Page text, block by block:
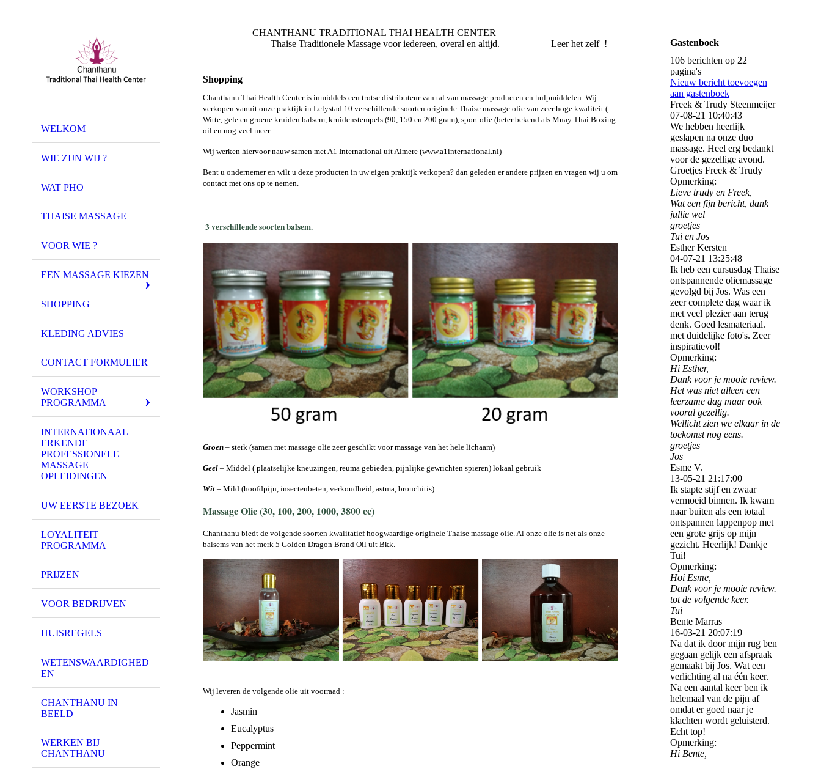
WELKOM
WIE ZIJN WIJ ?
WAT PHO
THAISE MASSAGE
VOOR WIE ?
EEN MASSAGE KIEZEN
SHOPPING
KLEDING ADVIES
CONTACT FORMULIER
WORKSHOP
PROGRAMMA
INTERNATIONAAL
ERKENDE
PROFESSIONELE
MASSAGE
OPLEIDINGEN
UW EERSTE BEZOEK
LOYALITEIT
PROGRAMMA
PRIJZEN
VOOR BEDRIJVEN
HUISREGELS
WETENSWAARDIGHED
EN
CHANTHANU IN
BEELD
WERKEN BIJ
CHANTHANU
CHANTHANU TRADITIONAL THAI HEALTH CENTER
Thaise Traditionele Massage voor iedereen, overal en altijd. Leer het zelf !
Shopping
Chanthanu Thai Health Center is inmiddels een trotse distributeur van tal van massage producten en hulpmiddelen. Wij
verkopen vanuit onze praktijk in Lelystad 10 verschillende soorten originele Thaise massage olie van zeer hoge kwaliteit (
Witte, gele en groene kruiden balsem, kruidenstempels (90, 150 en 200 gram), sport olie (beter bekend als Muay Thai Boxing
oil en nog veel meer.
Wij werken hiervoor nauw samen met A1 International uit Almere (www.a1international.nl)
Bent u ondernemer en wilt u deze producten in uw eigen praktijk verkopen? dan geleden er andere prijzen en vragen wij u om
contact met ons op te nemen.
3 verschillende soorten balsem.
Groen – sterk (samen met massage olie zeer geschikt voor massage van het hele lichaam)
Geel – Middel ( plaatselijke kneuzingen, reuma gebieden, pijnlijke gewrichten spieren) lokaal gebruik
Wit – Mild (hoofdpijn, insectenbeten, verkoudheid, astma, bronchitis)
Massage Olie (30, 100, 200, 1000, 3800 cc)
Chanthanu biedt de volgende soorten kwalitatief hoogwaardige originele Thaise massage olie. Al onze olie is net als onze
balsems van het merk 5 Golden Dragon Brand Oil uit Bkk.
Wij leveren de volgende olie uit voorraad :
Jasmin
Eucalyptus
Peppermint
Orange
Gastenboek
106 berichten op 22
pagina's
Nieuw bericht toevoegen
aan gastenboek
Freek & Trudy Steenmeijer
07-08-21 10:40:43
We hebben heerlijk
geslapen na onze duo
massage. Heel erg bedankt
voor de gezellige avond.
Groetjes Freek & Trudy
Opmerking:
Lieve trudy en Freek,
Wat een fijn bericht, dank
jullie wel
groetjes
Tui en Jos
Esther Kersten
04-07-21 13:25:48
Ik heb een cursusdag Thaise
ontspannende oliemassage
gevolgd bij Jos. Was een
zeer complete dag waar ik
met veel plezier aan terug
denk. Goed lesmateriaal.
met duidelijke foto's. Zeer
inspiratievol!
Opmerking:
Hi Esther,
Dank voor je mooie review.
Het was niet alleen een
leerzame dag maar ook
vooral gezellig.
Wellicht zien we elkaar in de
toekomst nog eens.
groetjes
Jos
Esme V.
13-05-21 21:17:00
Ik stapte stijf en zwaar
vermoeid binnen. Ik kwam
naar buiten als een totaal
ontspannen lappenpop met
een grote grijs op mijn
gezicht. Heerlijk! Dankje
Tui!
Opmerking:
Hoi Esme,
Dank voor je mooie review.
tot de volgende keer.
Tui
Bente Marras
16-03-21 20:07:19
Na dat ik door mijn rug ben
gegaan gelijk een afspraak
gemaakt bij Jos. Wat een
verlichting al na één keer.
Na een aantal keer ben ik
helemaal van de pijn af
omdat er goed naar je
klachten wordt geluisterd.
Echt top!
Opmerking:
Hi Bente,